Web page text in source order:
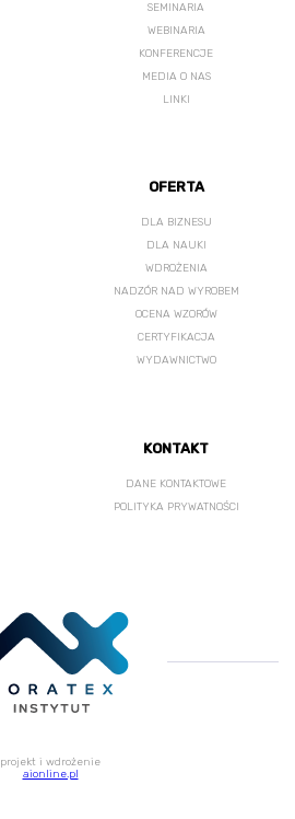
SEMINARIA
WEBINARIA
KONFERENCJE
MEDIA O NAS
LINKI
OFERTA
DLA BIZNESU
DLA NAUKI
WDROŻENIA
NADZÓR NAD WYROBEM
OCENA WZORÓW
CERTYFIKACJA
WYDAWNICTWO
KONTAKT
DANE KONTAKTOWE
POLITYKA PRYWATNOŚCI
projekt i wdrożenie
aionline.pl